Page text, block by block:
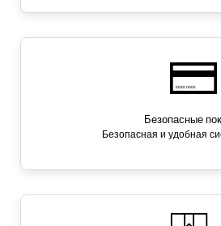
Безопасные
Безопасная и удобная